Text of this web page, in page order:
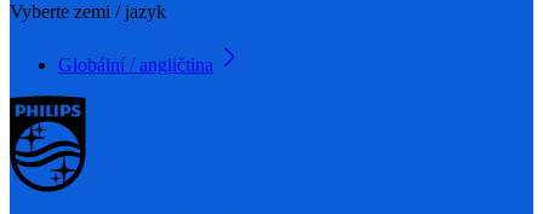
Vyberte zemi / jazyk
Globální / angličtina